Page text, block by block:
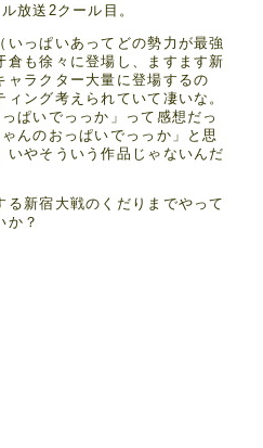
放送2クール目。
いっぱいあってどの勢力が最強
倉も徐々に登場し、ますます新
ャラクター大量に登場するの
ング考えられていて凄いな。
ぱいでっっか」って感想だっ
んのおっぱいでっっか」と思
いやそういう作品じゃないんだ
る新宿大戦のくだりまでやって
か？